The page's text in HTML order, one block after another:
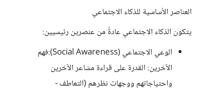
​العناصر الأساسية للذكاء الاجتماعي
​يتكون الذكاء الاجتماعي عادةً من عنصرين رئيسيين:
​الوعي الاجتماعي (Social Awareness):​فهم
الآخرين: القدرة على قراءة مشاعر الآخرين
واحتياجاتهم ووجهات نظرهم (التعاطف -